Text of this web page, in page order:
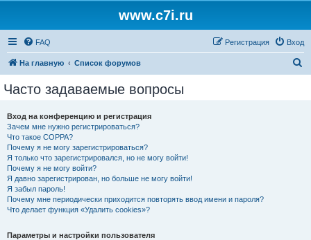
www.c7i.ru
FAQ Вход
Регистрация
На главную Список форумов
Часто задаваемые вопросы
Вход на конференцию и регистрация
Зачем мне нужно регистрироваться?
Что такое COPPA?
Почему я не могу зарегистрироваться?
Я только что зарегистрировался, но не могу войти!
Почему я не могу войти?
Я давно зарегистрирован, но больше не могу войти!
Я забыл пароль!
Почему мне периодически приходится повторять ввод имени и пароля?
Что делает функция «Удалить cookies»?
Параметры и настройки пользователя